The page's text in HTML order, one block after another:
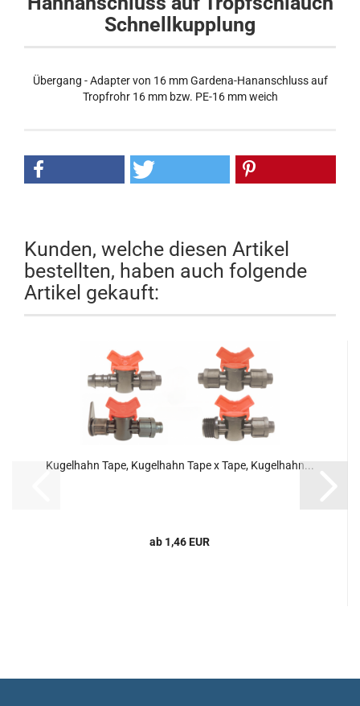
Schnellkupplung
Übergang - Adapter von 16 mm Gardena-Hananschluss auf
Tropfrohr 16 mm bzw. PE-16 mm weich
Kunden, welche diesen Artikel
bestellten, haben auch folgende
Artikel gekauft:
Kugelhahn Tape, Kugelhahn Tape x Tape, Kugelhahn...
ab 1,46 EUR